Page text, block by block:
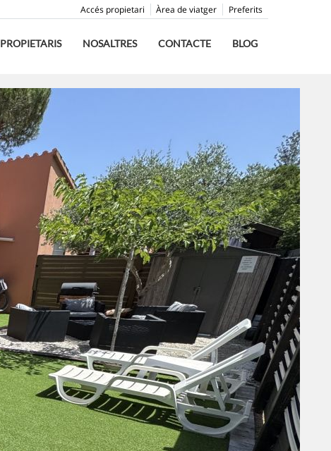
Preferits
Àrea de viatger
Accés propietari
PROPIETARIS NOSALTRES CONTACTE BLOG